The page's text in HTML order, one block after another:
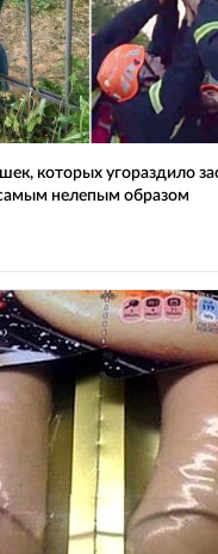
которых угораздило
нелепым образом